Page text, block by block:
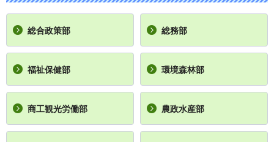
総合政策部 総務部
福祉保健部 環境森林部
商工観光労働部 農政水産部